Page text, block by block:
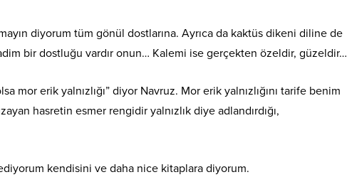
diyorum tüm gönül dostlarına. Ayrıca da kaktüs dikeni diline de
bir dostluğu vardır onun… Kalemi ise gerçekten özeldir, güzeldir…
mor erik yalnızlığı” diyor Navruz. Mor erik yalnızlığını tarife benim
hasretin esmer rengidir yalnızlık diye adlandırdığı,
kendisini ve daha nice kitaplara diyorum.